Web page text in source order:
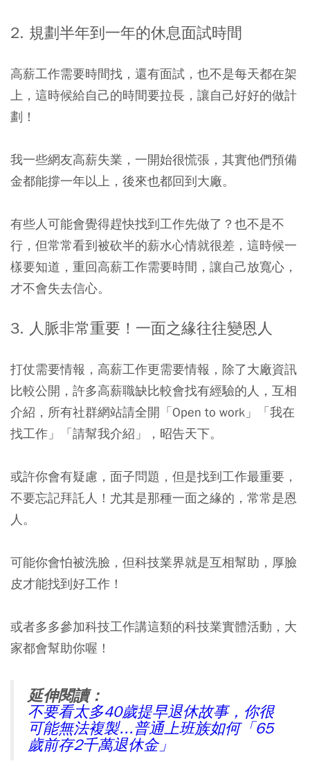
2. 規劃半年到一年的休息面試時間
高薪工作需要時間找，還有面試，也不是每天都在架
上，這時候給自己的時間要拉長，讓自己好好的做計
劃！
我一些網友高薪失業，一開始很慌張，其實他們預備
金都能撐一年以上，後來也都回到大廠。
有些人可能會覺得趕快找到工作先做了？也不是不
行，但常常看到被砍半的薪水心情就很差，這時候一
樣要知道，重回高薪工作需要時間，讓自己放寬心，
才不會失去信心。
3. 人脈非常重要！一面之緣往往變恩人
打仗需要情報，高薪工作更需要情報，除了大廠資訊
比較公開，許多高薪職缺比較會找有經驗的人，互相
介紹，所有社群網站請全開「Open to work」「我在
找工作」「請幫我介紹」，昭告天下。
或許你會有疑慮，面子問題，但是找到工作最重要，
不要忘記拜託人！尤其是那種一面之緣的，常常是恩
人。
可能你會怕被洗臉，但科技業界就是互相幫助，厚臉
皮才能找到好工作！
或者多多參加科技工作講這類的科技業實體活動，大
家都會幫助你喔！
延伸閱讀：
不要看太多40歲提早退休故事，你很
可能無法複製...普通上班族如何「65
歲前存2千萬退休金」